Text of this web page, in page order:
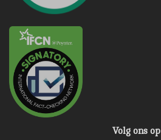
Volg ons op